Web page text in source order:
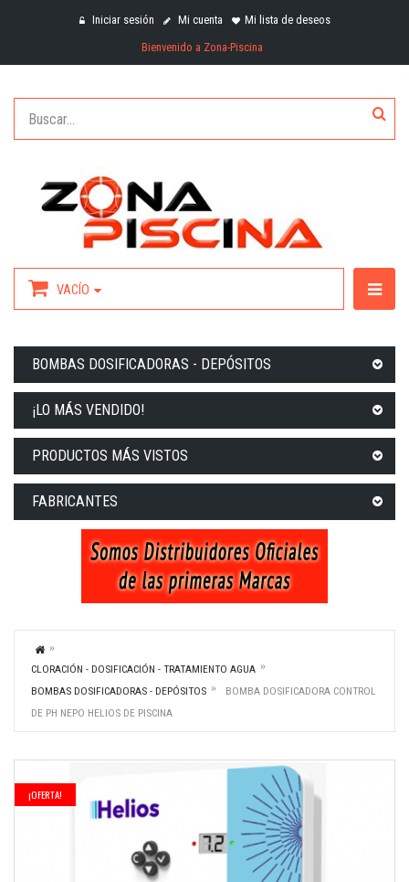
Iniciar sesión Mi cuenta
Mi lista de deseos
Bienvenido a Zona-Piscina
VACÍO
BOMBAS DOSIFICADORAS - DEPÓSITOS
¡LO MÁS VENDIDO!
PRODUCTOS MÁS VISTOS
FABRICANTES
CLORACIÓN - DOSIFICACIÓN - TRATAMIENTO AGUA
BOMBAS DOSIFICADORAS - DEPÓSITOS
BOMBA DOSIFICADORA CONTROL
DE PH NEPO HELIOS DE PISCINA
¡OFERTA!